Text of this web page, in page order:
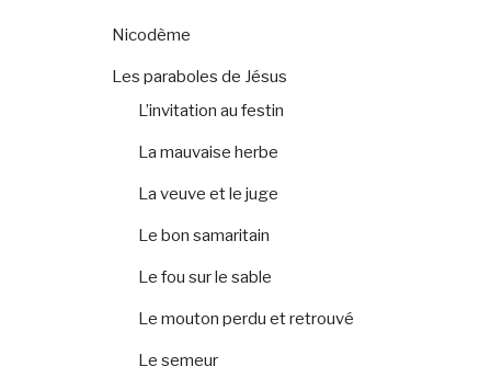
Nicodème
Les paraboles de Jésus
L’invitation au festin
La mauvaise herbe
La veuve et le juge
Le bon samaritain
Le fou sur le sable
Le mouton perdu et retrouvé
Le semeur